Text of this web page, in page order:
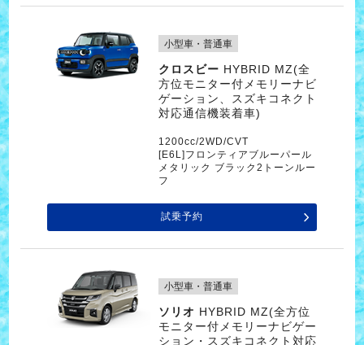
小型車・普通車
クロスビー HYBRID MZ(全
方位モニター付メモリーナビ
ゲーション、スズキコネクト
対応通信機装着車)
1200cc/2WD/CVT
[E6L]フロンティアブルーパール
メタリック ブラック2トーンルー
フ
試乗予約
小型車・普通車
ソリオ HYBRID MZ(全方位
モニター付メモリーナビゲー
ション・スズキコネクト対応